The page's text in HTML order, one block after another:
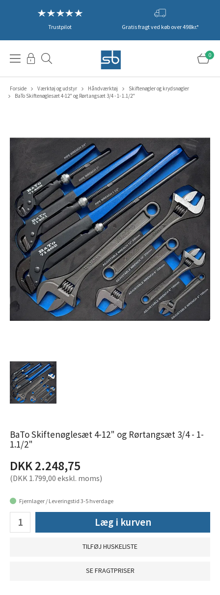
Trustpilot Gratis fragt ved køb over 498kr.*
0
Forside Værktøj og udstyr Håndværktøj
Skiftenøgler og krydsnøgler
BaTo Skiftenøglesæt 4-12" og Rørtangsæt 3/4 - 1- 1.1/2"
BaTo Skiftenøglesæt 4-12" og Rørtangsæt 3/4 - 1-
1.1/2"
DKK 2.248,75
(DKK 1.799,00 ekskl. moms)
Fjernlager / Leveringstid 3-5 hverdage
Læg i kurven
TILFØJ HUSKELISTE
SE FRAGTPRISER